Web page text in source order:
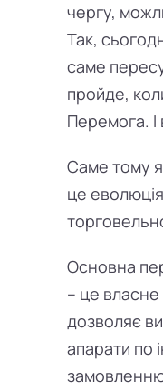
чергу,
Так,
саме
пройде,
Перемога. І
Саме тому
це еволюція
Основна
– це
дозволяє
апарати по